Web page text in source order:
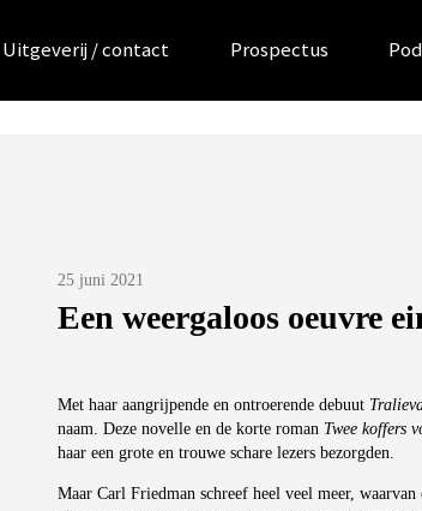
Uitgeverij / contact Prospectus
Posted
on
25 juni 2021
Een weergaloos oeuvre
Met haar aangrijpende en ontroerende debuut
naam. Deze novelle en de korte roman Twee koffers
haar een grote en trouwe schare lezers bezorgden.
Maar Carl Friedman schreef heel veel meer,